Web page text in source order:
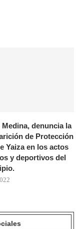
denuncia la
de Protección
Yaiza en los actos
y deportivos del